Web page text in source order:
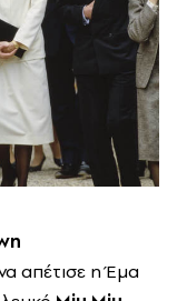
απέτισε η Έμα